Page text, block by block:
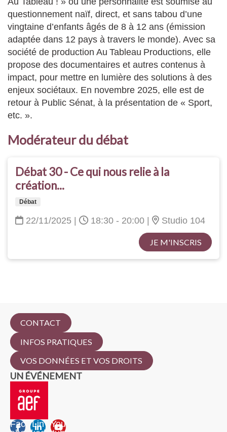
questionnement naïf, direct, et sans tabou d’une
vingtaine d’enfants âgés de 8 à 12 ans (émission
adaptée dans 12 pays à travers le monde). Avec sa
société de production Au Tableau Productions, elle
propose des documentaires et autres contenus à
impact, pour mettre en lumière des solutions à des
enjeux sociétaux. En novembre 2025, elle est de
retour à Public Sénat, à la présentation de « Sport,
etc. ».
Modérateur du débat
Débat 30 - Ce qui nous relie à la
création...
Débat
22/11/2025 18:30 - 20:00 Studio 104
JE M'INSCRIS
CONTACT
INFOS PRATIQUES
VOS DONNÉES ET VOS DROITS
UN ÉVÉNEMENT
Fac
Lin
You